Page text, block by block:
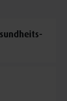
am
den See